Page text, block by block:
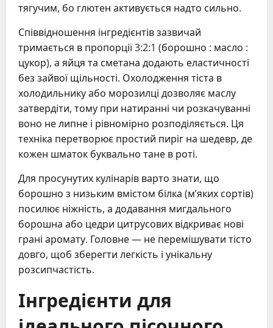
тягучим, бо глютен активується надто сильно.
Співвідношення інгредієнтів зазвичай
тримається в пропорції 3:2:1 (борошно : масло :
цукор), а яйця та сметана додають еластичності
без зайвої щільності. Охолодження тіста в
холодильнику або морозилці дозволяє маслу
затвердіти, тому при натиранні чи розкачуванні
воно не липне і рівномірно розподіляється. Ця
техніка перетворює простий пиріг на шедевр, де
кожен шматок буквально тане в роті.
Для просунутих кулінарів варто знати, що
борошно з низьким вмістом білка (м’яких сортів)
посилює ніжність, а додавання мигдального
борошна або цедри цитрусових відкриває нові
грані аромату. Головне — не перемішувати тісто
довго, щоб зберегти легкість і унікальну
розсипчастість.
Інгредієнти для